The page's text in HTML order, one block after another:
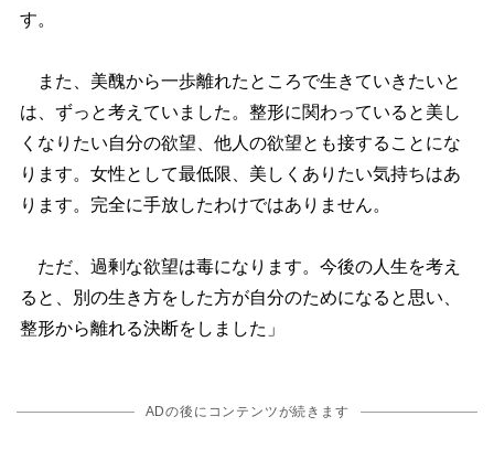
す。
また、美醜から一歩離れたところで生きていきたいと
は、ずっと考えていました。整形に関わっていると美し
くなりたい自分の欲望、他人の欲望とも接することにな
ります。女性として最低限、美しくありたい気持ちはあ
ります。完全に手放したわけではありません。
ただ、過剰な欲望は毒になります。今後の人生を考え
ると、別の生き方をした方が自分のためになると思い、
整形から離れる決断をしました」
ADの後にコンテンツが続きます